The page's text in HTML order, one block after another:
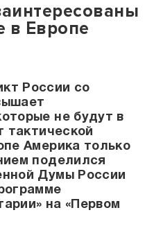
в Европе
России со
не будут в
тактической
Америка только
поделился
Думы России
на «Первом